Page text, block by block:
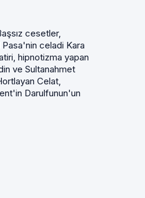
cesetler,
celadi Kara
hipnotizma yapan
ve Sultanahmet
Celat,
Darulfunun'un